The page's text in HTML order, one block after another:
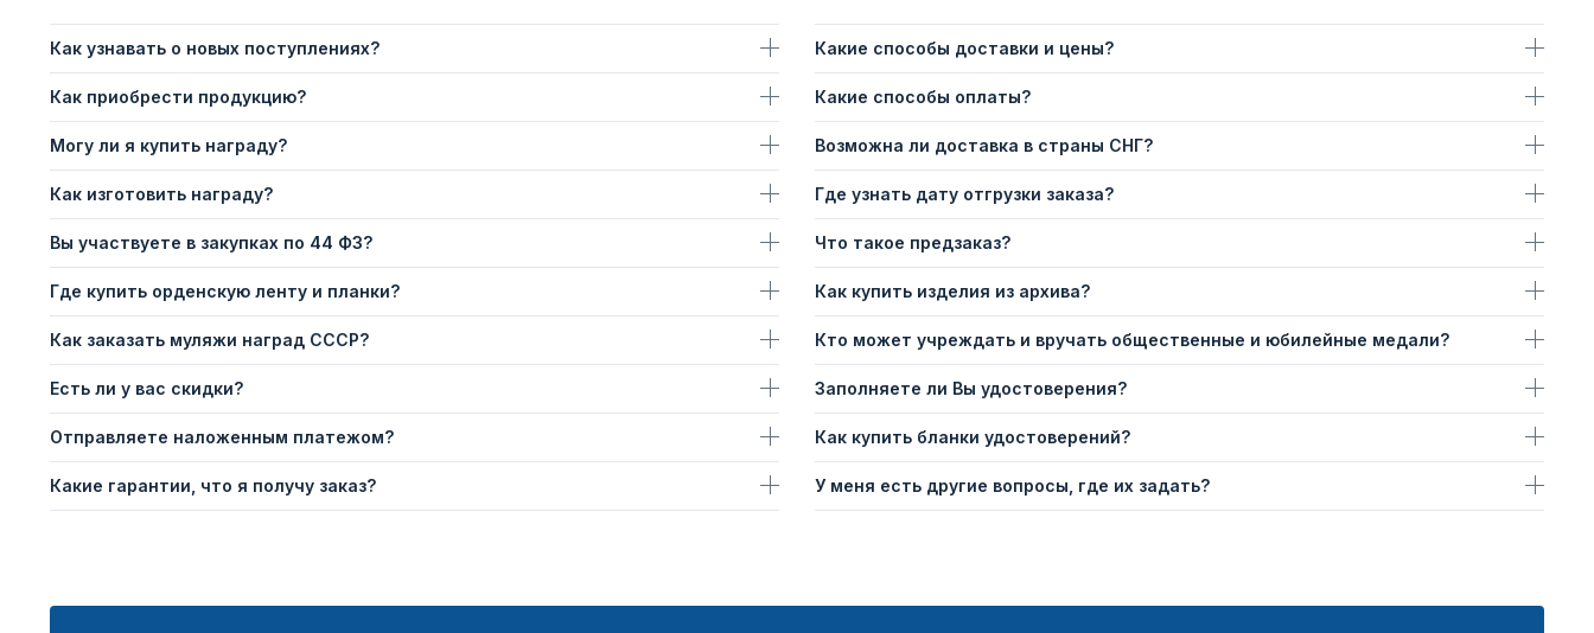
Как узнавать о новых поступлениях?
Как приобрести продукцию?
Могу ли я купить награду?
Как изготовить награду?
Вы участвуете в закупках по 44 ФЗ?
Где купить орденскую ленту и планки?
Как заказать муляжи наград СССР?
Есть ли у вас скидки?
Отправляете наложенным платежом?
Какие гарантии, что я получу заказ?
Какие способы доставки и цены?
Какие способы оплаты?
Возможна ли доставка в страны СНГ?
Где узнать дату отгрузки заказа?
Что такое предзаказ?
Как купить изделия из архива?
Кто может учреждать и вручать общественные и юбилейные медали?
Заполняете ли Вы удостоверения?
Как купить бланки удостоверений?
У меня есть другие вопросы, где их задать?